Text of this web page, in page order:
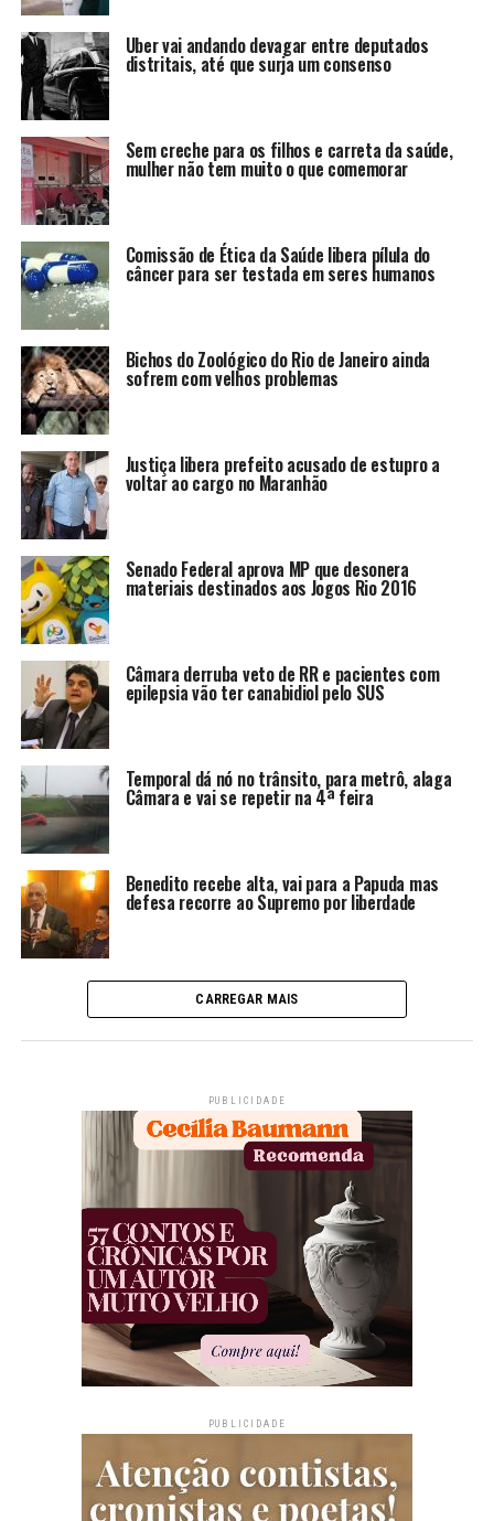
Uber vai andando devagar entre deputados
distritais, até que surja um consenso
Sem creche para os filhos e carreta da saúde,
mulher não tem muito o que comemorar
Comissão de Ética da Saúde libera pílula do
câncer para ser testada em seres humanos
Bichos do Zoológico do Rio de Janeiro ainda
sofrem com velhos problemas
Justiça libera prefeito acusado de estupro a
voltar ao cargo no Maranhão
Senado Federal aprova MP que desonera
materiais destinados aos Jogos Rio 2016
Câmara derruba veto de RR e pacientes com
epilepsia vão ter canabidiol pelo SUS
Temporal dá nó no trânsito, para metrô, alaga
Câmara e vai se repetir na 4ª feira
Benedito recebe alta, vai para a Papuda mas
defesa recorre ao Supremo por liberdade
CARREGAR MAIS
PUBLICIDADE
PUBLICIDADE